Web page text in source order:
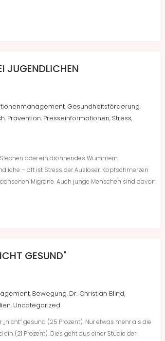
JUGENDLICHEN
, Gesundheitsförderung,
, Prävention, Presseinformationen, Stress,
oder ein dröhnendes Wummern:
– oft ist Stress der Auslöser. Kopfschmerzen
Migräne. Auch junge Menschen sind davon
GESUND"
, Bewegung, Dr. Christian Blind,
, Uncategorized
gesund (25 Prozent). Nur etwas mehr als die
(21 Prozent). Dies geht aus einer Studie der